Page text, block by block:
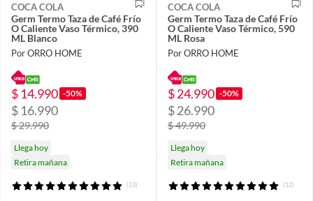
COCA COLA
Germ Termo Taza de Café Frío
O Caliente Vaso Térmico, 390
ML Blanco
Por ORRO HOME
$ 14.990 -50%
$ 16.990
$ 29.990
Llega hoy
Retira mañana
(13)
COCA COLA
Germ Termo Taza de Café Frío
O Caliente Vaso Térmico, 590
ML Rosa
Por ORRO HOME
$ 24.990 -50%
$ 26.990
$ 49.990
Llega hoy
Retira mañana
(12)